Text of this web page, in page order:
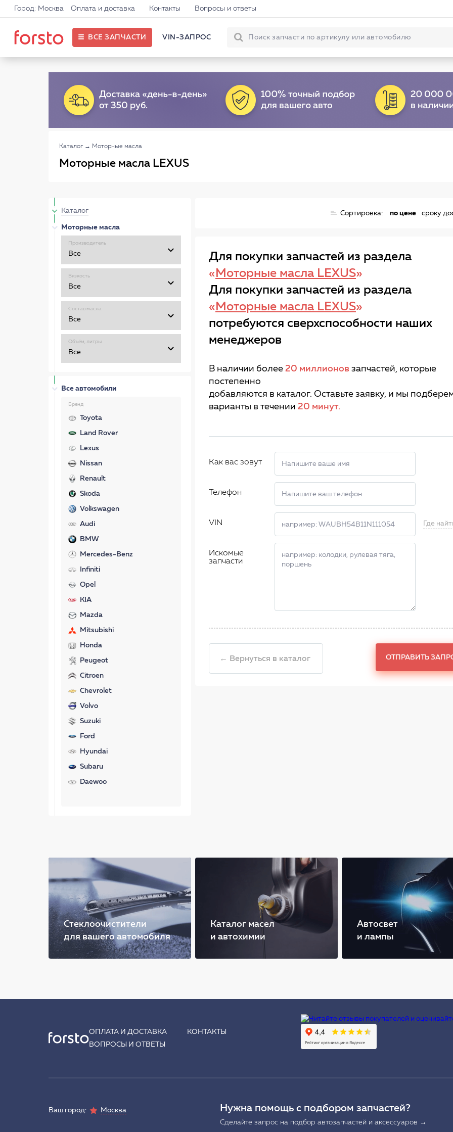
Город: Москва Оплата и доставка Контакты Вопросы и ответы
ВСЕ ЗАПЧАСТИ VIN-ЗАПРОС
Каталог → Моторные масла
Моторные масла LEXUS
Каталог
Моторные масла
Производитель
Вязкость
Состав масла
Объём, литры
Все автомобили
Бренд
Toyota
Land Rover
Lexus
Nissan
Renault
Skoda
Volkswagen
Audi
BMW
Mercedes-Benz
Infiniti
Opel
KIA
Mazda
Mitsubishi
Honda
Peugeot
Citroen
Chevrolet
Volvo
Suzuki
Ford
Hyundai
Subaru
Daewoo
Сортировка: по цене сроку
Для покупки запчастей из раздела
« Моторные масла LEXUS»
Для покупки запчастей из раздела
« Моторные масла LEXUS»
потребуются сверхспособности наших
менеджеров
В наличии более 20 миллионов запчастей, которые
постепенно
добавляются в каталог. Оставьте заявку, и мы
варианты в течении 20 минут.
Как вас зовут
Телефон
VIN Где
Искомые
запчасти
← Вернуться в каталог ОТПРАВИТЬ
Стеклоочистители
для вашего автомобиля
Каталог масел
и автохимии
Автосвет
и лампы
ОПЛАТА И ДОСТАВКА
КОНТАКТЫ
ВОПРОСЫ И ОТВЕТЫ
Ваш город: Москва Нужна помощь с подбором запчастей?
Сделайте запрос на подбор автозапчастей и аксессуаров →